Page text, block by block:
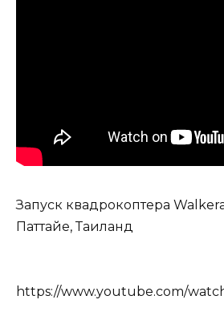
Запуск квадрокоптера
Паттайе, Таиланд
https://www.youtube.com/